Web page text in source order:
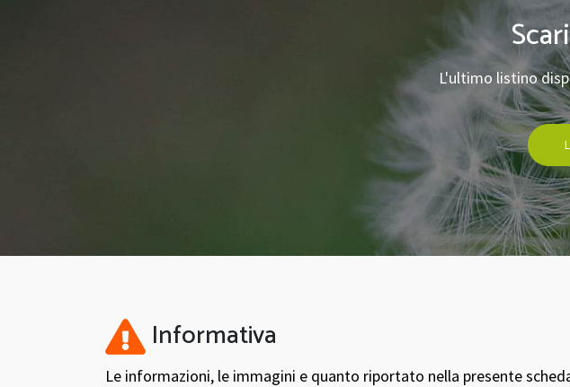
L'ultimo listino
Informativa
Le informazioni, le immagini e quanto riportato nella presente